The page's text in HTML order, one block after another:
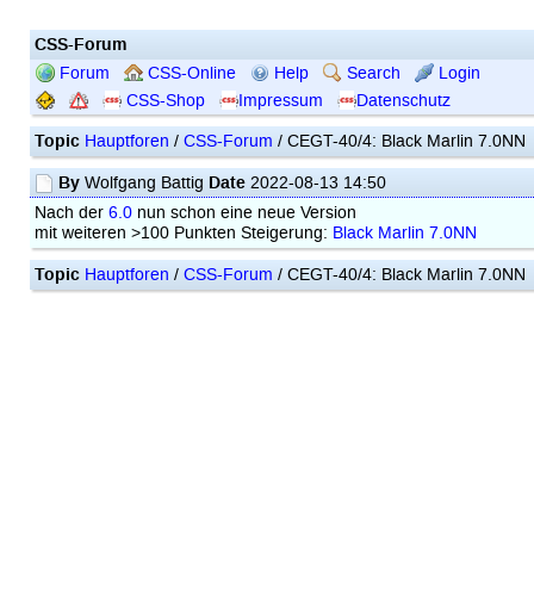
CSS-Forum
Forum CSS-Online Help Search
Login
CSS-Shop
Impressum Datenschutz
Topic Hauptforen / CSS-Forum / CEGT-40/4: Black Marlin 7.0NN
ByWolfgang Battig Date2022-08-13 14:50
Nach der 6.0nun schon eine neue Version
mit weiteren >100 Punkten Steigerung: Black Marlin 7.0NN
Topic Hauptforen / CSS-Forum / CEGT-40/4: Black Marlin 7.0NN